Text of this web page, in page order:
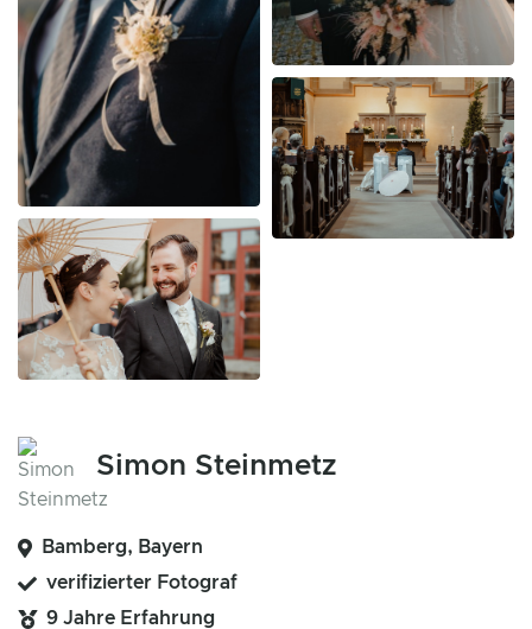
Simon Steinmetz
Bamberg, Bayern
verifizierter Fotograf
9 Jahre Erfahrung